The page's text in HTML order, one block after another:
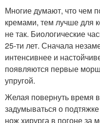
Многие думают, что чем
кремами, тем лучше для
не так. Биологические
25-ти лет. Сначала
интенсивнее и
появляются первые
упругой.
Желая повернуть время
задумываться о
нож хирурга в погоне за